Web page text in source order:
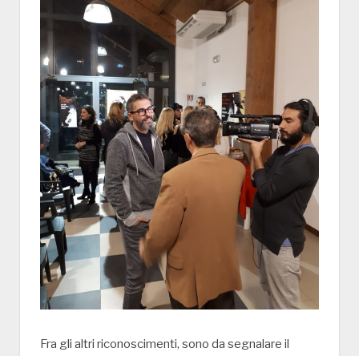
Fra gli altri riconoscimenti, sono da segnalare il